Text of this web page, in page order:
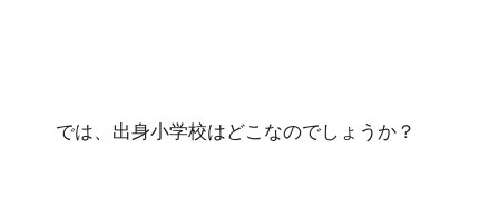
では、出身小学校はどこなのでしょうか？